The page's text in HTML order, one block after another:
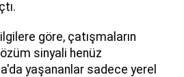
göre, çatışmaların
sinyali henüz
yaşananlar sadece yerel